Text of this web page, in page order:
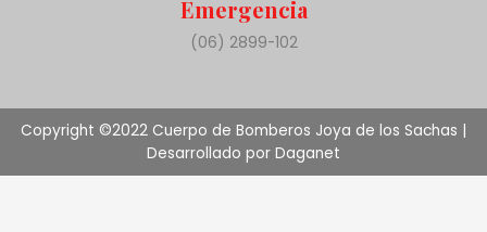
Emergencia
(06) 2899-102
Copyright ©2022 Cuerpo de Bomberos Joya de los Sachas |
Desarrollado por Daganet